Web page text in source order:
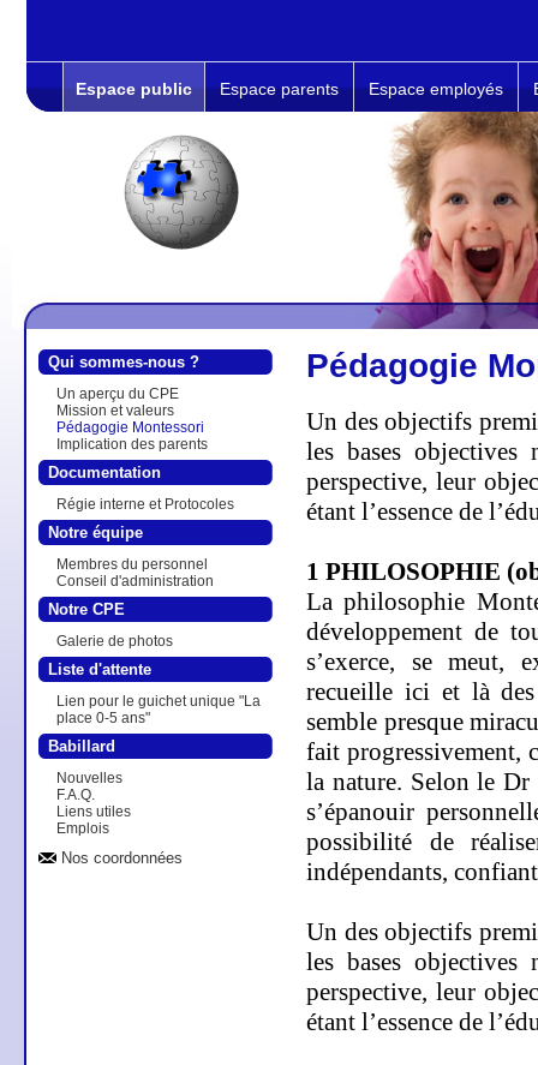
Espace public Espace parents Espace employés
Qui sommes-nous ?
Un aperçu du CPE
Mission et valeurs
Pédagogie Montessori
Implication des parents
Documentation
Régie interne et Protocoles
Notre équipe
Membres du personnel
Conseil d'administration
Notre CPE
Galerie de photos
Liste d'attente
Lien pour le guichet unique "La
place 0-5 ans"
Babillard
Nouvelles
F.A.Q.
Liens utiles
Emplois
Nos coordonnées
Pédagogie
Un des objectifs
les bases objectives
perspective, leur
étant l’essence de
1 PHILOSOPHIE
La philosophie
développement de
s’exerce, se meut,
recueille ici et là
semble presque
fait progressivement,
la nature. Selon le Dr
s’épanouir
possibilité de
indépendants,
Un des objectifs
les bases objectives
perspective, leur
étant l’essence de